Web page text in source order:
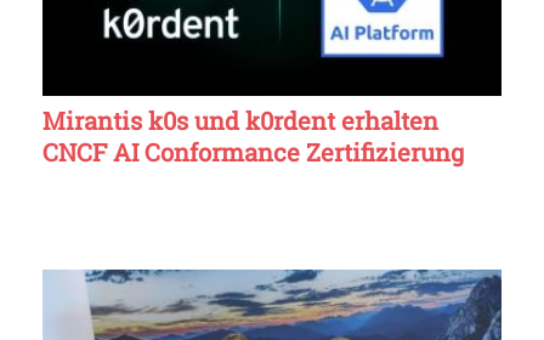
Mirantis k0s und k0rdent erhalten
CNCF AI Conformance Zertifizierung